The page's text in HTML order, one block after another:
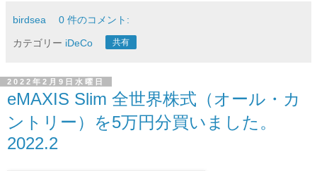
birdsea 0 件のコメント:
カテゴリー iDeCo 共有
2022年2月9日水曜日
eMAXIS Slim 全世界株式（オール・カ
ントリー）を5万円分買いました。
2022.2